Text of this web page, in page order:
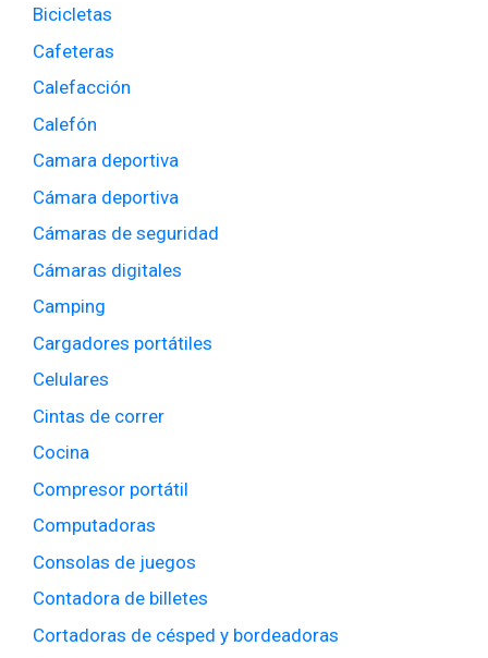
Bicicletas
Cafeteras
Calefacción
Calefón
Camara deportiva
Cámara deportiva
Cámaras de seguridad
Cámaras digitales
Camping
Cargadores portátiles
Celulares
Cintas de correr
Cocina
Compresor portátil
Computadoras
Consolas de juegos
Contadora de billetes
Cortadoras de césped y bordeadoras